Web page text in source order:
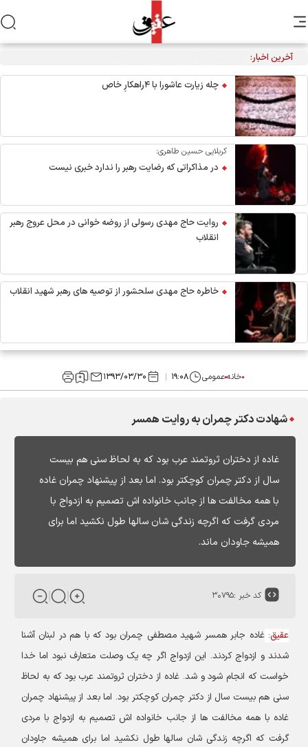
آخرین اخبار: تکذیب نقل قول منتسب به رهبر انقلاب از سوی دفتر معظم‌له
چله زیارت عاشورا با ۴راهکارِ خاص
کربلایی حسین طاهری:
در مذاکراتی که رضایت رهبر را ندارد خبری نیست
روایت حاج مهدی رسولی از روضه خوانی در محل عروج رهبر
انقلاب
خاطره حاج مهدی سلحشور از توصیه های رهبر شهید انقلاب
خانهعمومی ۱۹:۰۸ ۱۳۹۳/۰۳/۳۰
شهادت دکتر چمران به روایت همسر
غاده از دختران ثروتمند عرب بود که به لحاظ سنی هم بیست
سال از دکتر چمران کوچکتر بود. اما بعد از پیشنهاد چمران غاده
با همه مخالفت ها از جانب خانواده اش تصمیم به ازدواج با
مردی گرفت که اگرچه زندگی شان سالها طول نکشید اما برای
همیشه جاودان ماند.
کد خبر :۳۰۷۹۵
عقیق:غاده جابر همسر شهید مصطفی چمران بود که با هم در لبنان آشنا
شدند و ازدواج کردند. این ازدواج اگر چه یک وصلت متعارف نبود اما خدا
خواست که انجام شود و شد. غاده از دختران ثروتمند عرب بود که به لحاظ
سنی هم بیست سال از دکتر چمران کوچکتر بود. اما بعد از پیشنهاد چمران
غاده با همه مخالفت ها از جانب خانواده اش تصمیم به ازدواج با مردی
گرفت که اگرچه زندگی شان سالها طول نکشید اما برای همیشه جاودان